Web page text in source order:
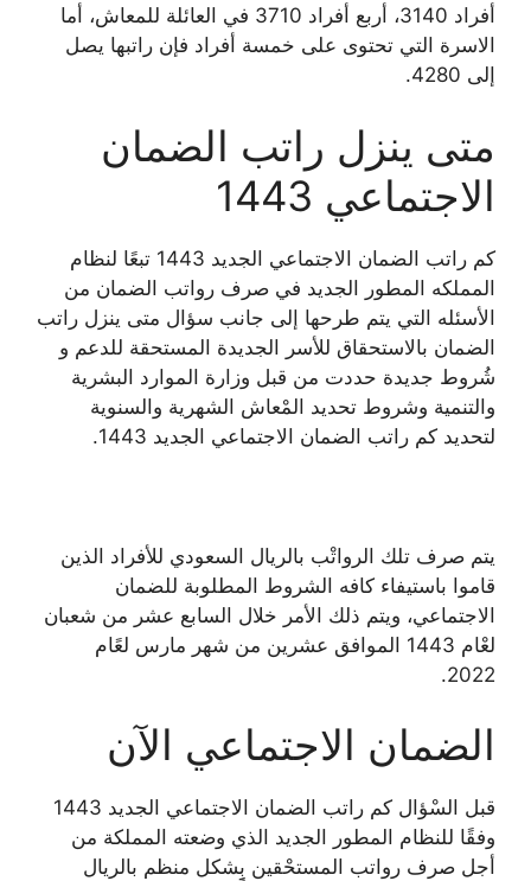
أفراد 3140، أربع أفراد 3710 في العائلة للمعاش، أما
الاسرة التي تحتوى على خمسة أفراد فإن راتبها يصل
إلى 4280.
متى ينزل راتب الضمان
الاجتماعي 1443
كم راتب الضمان الاجتماعي الجديد 1443 تبعًا لنظام
المملكه المطور الجديد في صرف رواتب الضمان من
الأسئله التي يتم طرحها إلى جانب سؤال متى ينزل راتب
الضمان بالاستحقاق للأسر الجديدة المستحقة للدعم و
شُروط جديدة حددت من قبل وزارة الموارد البشرية
والتنمية وشروط تحديد المْعاش الشهرية والسنوية
لتحديد كم راتب الضمان الاجتماعي الجديد 1443.
يتم صرف تلك الرواتْب بالريال السعودي للأفراد الذين
قاموا باستيفاء كافه الشروط المطلوبة للضمان
الاجتماعي، ويتم ذلك الأمر خلال السابع عشر من شعبان
لعْام 1443 الموافق عشرين من شهر مارس لعًام
2022.
الضمان الاجتماعي الآن
قبل السْؤال كم راتب الضمان الاجتماعي الجديد 1443
وفقًا للنظام المطور الجديد الذي وضعته المملكة من
أجل صرف رواتب المستحْقين بٍِشكل منظم بالريال